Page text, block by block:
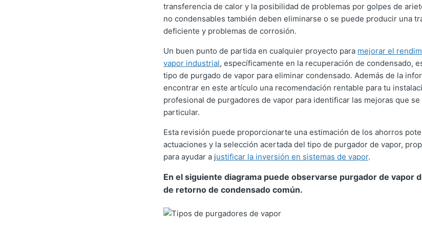
transferencia de calor y la posibilidad de problemas por golpes de
no condensables también deben eliminarse o se puede producir una
deficiente y problemas de corrosión.
Un buen punto de partida en cualquier proyecto para mejorar el
vapor industrial, específicamente en la recuperación de condensado,
tipo de purgado de vapor para eliminar condensado. Además de la
encontrar en este artículo una recomendación rentable para tu
profesional de purgadores de vapor para identificar las mejoras que
particular.
Esta revisión puede proporcionarte una estimación de los ahorros
actuaciones y la selección acertada del tipo de purgador de vapor,
para ayudar a justificar la inversión en sistemas de vapor.
En el siguiente diagrama puede observarse purgador de vapor
de retorno de condensado común.